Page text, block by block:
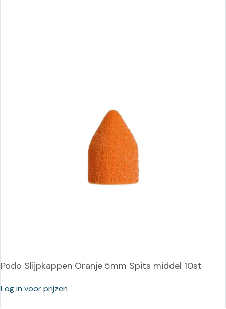
Podo Slijpkappen Oranje 5mm Spits middel 10st
Log in voor prijzen